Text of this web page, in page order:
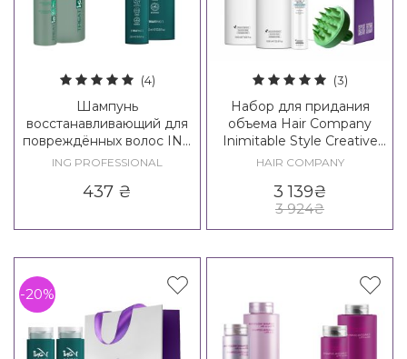
(4)
Шампунь
восстанавливающий для
повреждённых волос ING
Treating Reconstruction
ING PROFESSIONAL
437 ₴
(3)
Набор для придания
объема Hair Company
Inimitable Style Creative
Inspiration Density Hair Kit
HAIR COMPANY
3 139₴
3 924₴
-20%